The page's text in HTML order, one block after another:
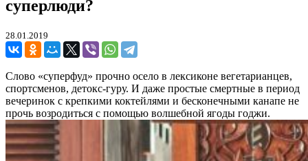
суперлюди?
28.01.2019
Слово «суперфуд» прочно осело в лексиконе вегетарианцев,
спортсменов, детокс-гуру. И даже простые смертные в период
вечеринок с крепкими коктейлями и бесконечными канапе не
прочь возродиться с помощью волшебной ягоды годжи.